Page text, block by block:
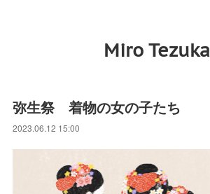
Miro Tezuka
弥生祭 着物の女の子たち
2023.06.12 15:00